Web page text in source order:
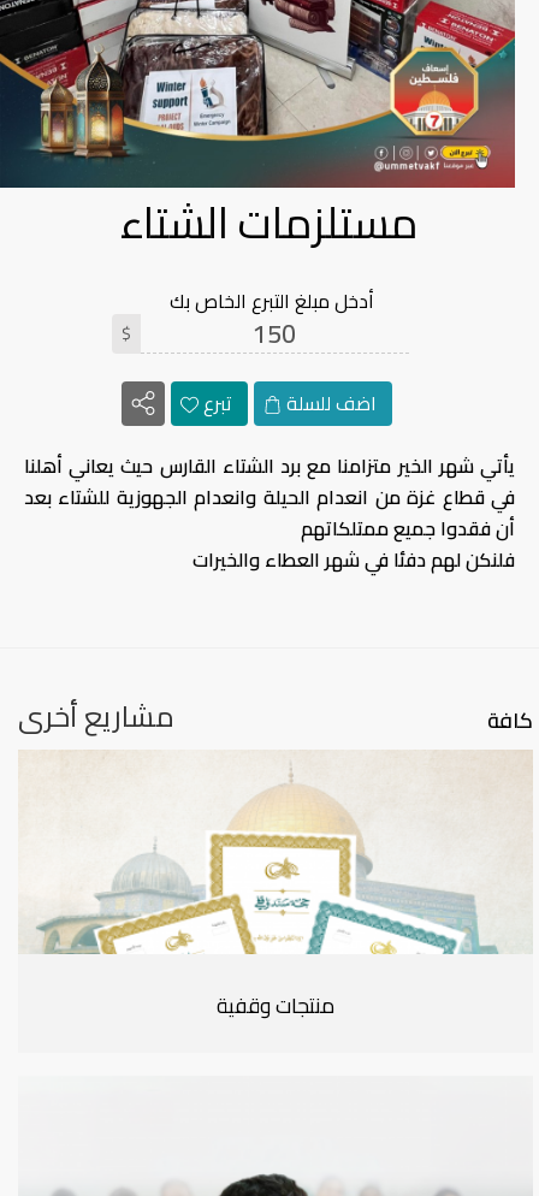
مستلزمات الشتاء
أدخل مبلغ التبرع الخاص بك
$
اضف للسلة
تبرع
يأتي شهر الخير متزامنا مع برد الشتاء القارس حيث يعاني أهلنا
في قطاع غزة من انعدام الحيلة وانعدام الجهوزية للشتاء بعد
أن فقدوا جميع ممتلكاتهم
فلنكن لهم دفئا في شهر العطاء والخيرات
مشاريع أخرى كافة
منتجات وقفية